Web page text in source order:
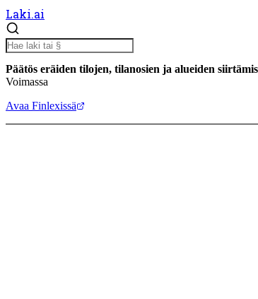
Laki.ai
Päätös eräiden tilojen, tilanosien ja alueiden
Voimassa
Avaa Finlexissä